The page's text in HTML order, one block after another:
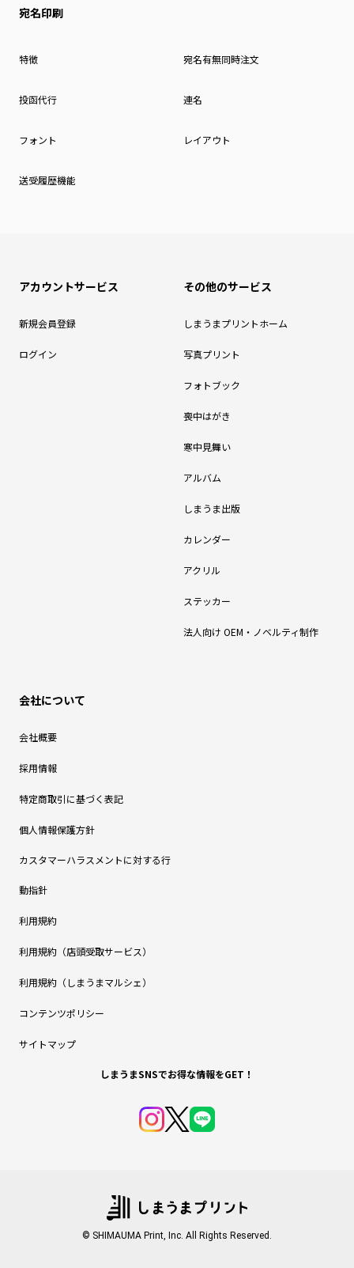
宛名印刷
特徴 宛名有無同時注文
投函代行 連名
フォント レイアウト
送受履歴機能
アカウントサービス
新規会員登録
ログイン
その他のサービス
しまうまプリントホーム
写真プリント
フォトブック
喪中はがき
寒中見舞い
アルバム
しまうま出版
カレンダー
アクリル
ステッカー
法人向け OEM・ノベルティ制作
会社について
会社概要
採用情報
特定商取引に基づく表記
個人情報保護方針
カスタマーハラスメントに対する行
動指針
利用規約
利用規約（店頭受取サービス）
利用規約（しまうまマルシェ）
コンテンツポリシー
サイトマップ
しまうまSNSでお得な情報をGET！
© SHIMAUMA Print, Inc. All Rights Reserved.